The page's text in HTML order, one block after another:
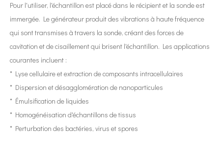
Technologie d’extraction par ultrasons des boissons au thé : principes, processus et applications industrielles
Actuellement, la recherche sur l’extraction d’antioxydants et de
Comment extraire la curcumine du curcuma à l’aide d’un équipement à ultrasons ?
Pour l'utiliser, l'échantillon est placé dans le récipient et la sonde est
immergée. Le générateur produit des vibrations à haute fréquence
qui sont transmises à travers la sonde, créant des forces de
cavitation et de cisaillement qui brisent l'échantillon. Les applications
courantes incluent :
* Lyse cellulaire et extraction de composants intracellulaires
* Dispersion et désagglomération de nanoparticules
* Émulsification de liquides
* Homogénéisation d'échantillons de tissus
* Perturbation des bactéries, virus et spores